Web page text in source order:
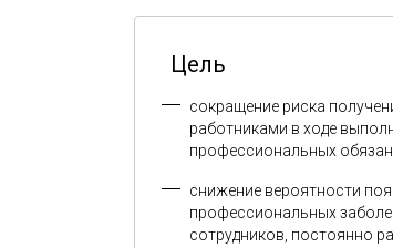
Цель
сокращение риска
работниками в ходе
профессиональных
снижение вероятности
профессиональных
сотрудников, постоянно